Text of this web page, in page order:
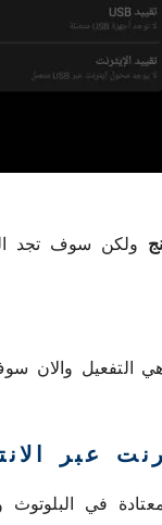
ولكن سوف تجد
التفعيل والان
عبر
في البلوتوث